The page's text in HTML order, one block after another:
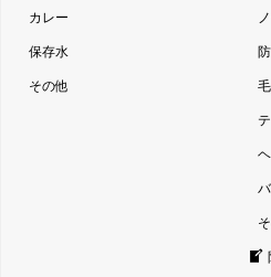
カレー
保存水
その他